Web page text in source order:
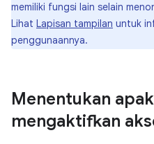
memiliki fungsi lain selain
Lihat Lapisan tampilan untuk
penggunaannya.
Menentukan
mengaktifkan